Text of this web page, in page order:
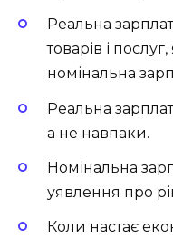
Реальна
товарів і
номінальна
Реальна
а не навпаки.
Номінальна
уявлення про
Коли настає